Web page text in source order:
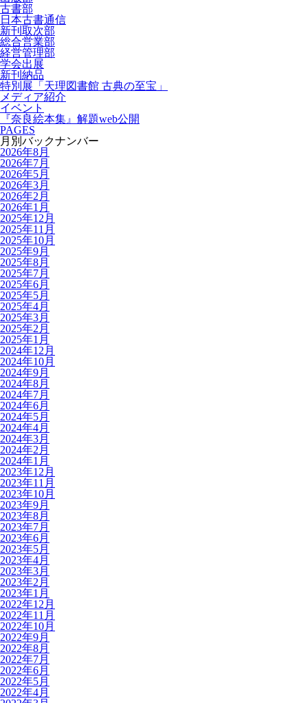
古書部
日本古書通信
新刊取次部
総合営業部
経営管理部
学会出展
新刊納品
特別展「天理図書館 古典の至宝」
メディア紹介
イベント
『奈良絵本集』解題web公開
PAGES
月別バックナンバー
2026年8月
2026年7月
2026年5月
2026年3月
2026年2月
2026年1月
2025年12月
2025年11月
2025年10月
2025年9月
2025年8月
2025年7月
2025年6月
2025年5月
2025年4月
2025年3月
2025年2月
2025年1月
2024年12月
2024年10月
2024年9月
2024年8月
2024年7月
2024年6月
2024年5月
2024年4月
2024年3月
2024年2月
2024年1月
2023年12月
2023年11月
2023年10月
2023年9月
2023年8月
2023年7月
2023年6月
2023年5月
2023年4月
2023年3月
2023年2月
2023年1月
2022年12月
2022年11月
2022年10月
2022年9月
2022年8月
2022年7月
2022年6月
2022年5月
2022年4月